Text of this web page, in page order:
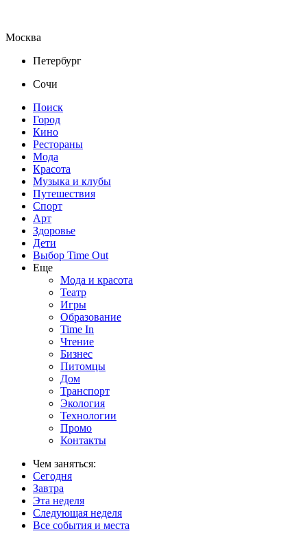
Москва
Петербург
Сочи
Поиск
Город
Кино
Рестораны
Мода
Красота
Музыка и клубы
Путешествия
Спорт
Арт
Здоровье
Дети
Выбор Time Out
Еще
Мода и красота
Театр
Игры
Образование
Time In
Чтение
Бизнес
Питомцы
Дом
Транспорт
Экология
Технологии
Промо
Контакты
Чем заняться:
Сегодня
Завтра
Эта неделя
Следующая неделя
Все события и места